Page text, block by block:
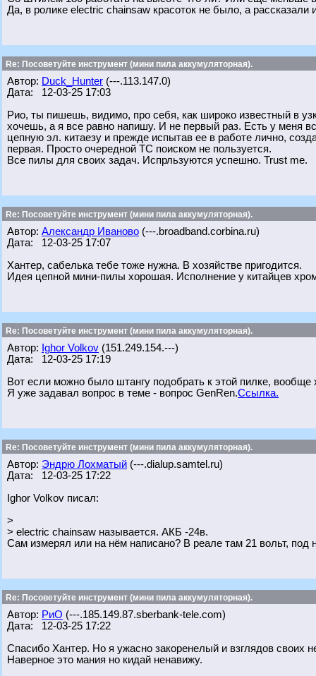
Да, в ролике electric chainsaw красоток не было, а
Re: Посоветуйте инструмент (мини пила аккумуляторная).
Автор: Duck_Hunter (---.113.147.0)
Дата: 12-03-25 17:03
Рио, ты пишешь, видимо, про себя, как широко известный в
хочешь, а я все равно напишу. И не первый раз. Есть у меня
цепную эл. китаезу и прежде испытав ее в работе лично,
первая. Просто очередной ТС поиском не пользуется.
Все пилы для своих задач. Испрльзуются успешно. Trust me.
Re: Посоветуйте инструмент (мини пила аккумуляторная).
Автор: Александр Иваново (---.broadband.corbina.ru)
Дата: 12-03-25 17:07
Хантер, сабелька тебе тоже нужна. В хозяйстве пригодится.
Идея цепной мини-пилы хорошая. Исполнение у китайцев
Re: Посоветуйте инструмент (мини пила аккумуляторная).
Автор: Ighor Volkov (151.249.154.---)
Дата: 12-03-25 17:19
Вот если можно было штангу подобрать к этой пилке,
Я уже задавал вопрос в теме - вопрос GenRen.Ссылка.
Re: Посоветуйте инструмент (мини пила аккумуляторная).
Автор: Эндрю Лохматый (---.dialup.samtel.ru)
Дата: 12-03-25 17:22
Ighor Volkov писал:
>
> electric chainsaw называется. АКБ -24в.
Сам измерял или на нём написано? В реале там 21 вольт, под
Re: Посоветуйте инструмент (мини пила аккумуляторная).
Автор: РиО (---.185.149.87.sberbank-tele.com)
Дата: 12-03-25 17:22
Спасибо Хантер. Но я ужасно закоренелый и взглядов своих
Наверное это мания но кидай ненавижу.